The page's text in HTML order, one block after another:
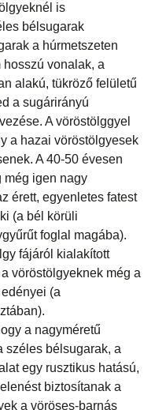
is
bélsugarak
a húrmetszeten
hosszú vonalak, a
alakú, tükröző felületű
a sugárirányú
A vöröstölggyel
a hazai vöröstölgyesek
A 40-50 évesen
még igen nagy
érett, egyenletes fatest
(a bél körüli
foglal magába).
fájáról kialakított
vöröstölgyeknek még a
(a
a nagyméretű
széles bélsugarak, a
egy rusztikus hatású,
biztosítanak a
a vöröses-barnás